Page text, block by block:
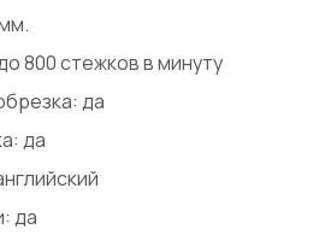
800 стежков в минуту
да
да
да